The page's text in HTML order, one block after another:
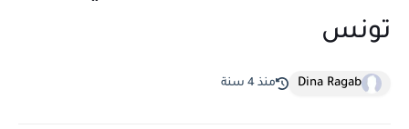
تونس
Dina Ragab منذ 4 سنة